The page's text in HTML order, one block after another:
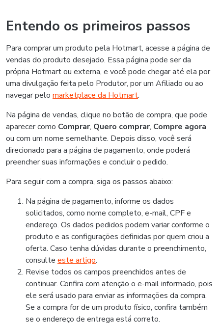
Entendo os primeiros passos
Para comprar um produto pela Hotmart, acesse a página de
vendas do produto desejado. Essa página pode ser da
própria Hotmart ou externa, e você pode chegar até ela por
uma divulgação feita pelo Produtor, por um Afiliado ou ao
navegar pelo marketplace da Hotmart.
Na página de vendas, clique no botão de compra, que pode
aparecer como Comprar, Quero comprar, Compre agora
ou com um nome semelhante. Depois disso, você será
direcionado para a página de pagamento, onde poderá
preencher suas informações e concluir o pedido.
Para seguir com a compra, siga os passos abaixo:
Na página de pagamento, informe os dados
solicitados, como nome completo, e-mail, CPF e
endereço. Os dados pedidos podem variar conforme o
produto e as configurações definidas por quem criou a
oferta. Caso tenha dúvidas durante o preenchimento,
consulte este artigo.
Revise todos os campos preenchidos antes de
continuar. Confira com atenção o e-mail informado, pois
ele será usado para enviar as informações da compra.
Se a compra for de um produto físico, confira também
se o endereço de entrega está correto.